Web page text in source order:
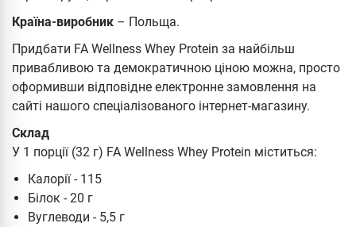
Країна-виробник – Польща.
Придбати FA Wellness Whey Protein за найбільш
привабливою та демократичною ціною можна, просто
оформивши відповідне електронне замовлення на
сайті нашого спеціалізованого інтернет-магазину.
Склад
У 1 порції (32 г) FA Wellness Whey Protein міститься:
Калорії - 115
Білок - 20 г
Вуглеводи - 5,5 г